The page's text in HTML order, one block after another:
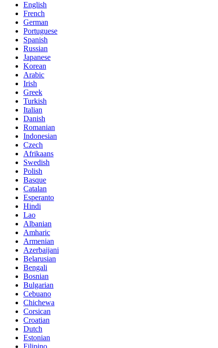
English
French
German
Portuguese
Spanish
Russian
Japanese
Korean
Arabic
Irish
Greek
Turkish
Italian
Danish
Romanian
Indonesian
Czech
Afrikaans
Swedish
Polish
Basque
Catalan
Esperanto
Hindi
Lao
Albanian
Amharic
Armenian
Azerbaijani
Belarusian
Bengali
Bosnian
Bulgarian
Cebuano
Chichewa
Corsican
Croatian
Dutch
Estonian
Filipino